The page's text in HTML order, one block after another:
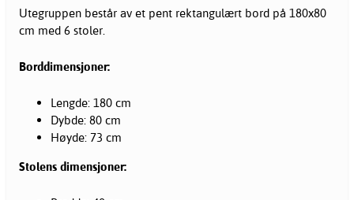
Utegruppen består av et pent rektangulært bord på 180x80
cm med 6 stoler.
Borddimensjoner:
Lengde: 180 cm
Dybde: 80 cm
Høyde: 73 cm
Stolens dimensjoner: